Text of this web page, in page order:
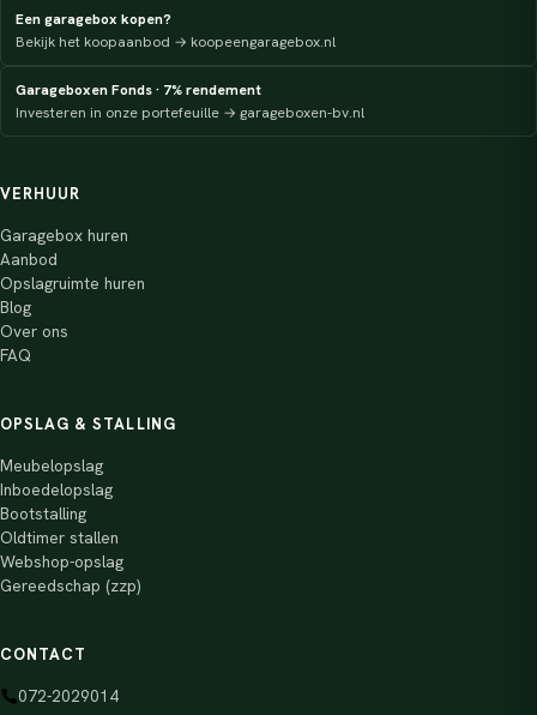
Een garagebox kopen?
Bekijk het koopaanbod → koopeengaragebox.nl
Garageboxen Fonds · 7% rendement
Investeren in onze portefeuille → garageboxen-bv.nl
VERHUUR
Garagebox huren
Aanbod
Opslagruimte huren
Blog
Over ons
FAQ
OPSLAG & STALLING
Meubelopslag
Inboedelopslag
Bootstalling
Oldtimer stallen
Webshop-opslag
Gereedschap (zzp)
CONTACT
072-2029014